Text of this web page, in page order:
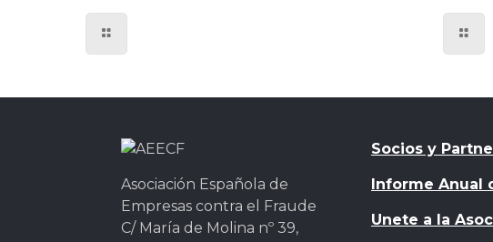
Asociación Española de
Empresas contra el Fraude
C/ María de Molina nº 39,
Socios y
Informe Anual
Unete a la